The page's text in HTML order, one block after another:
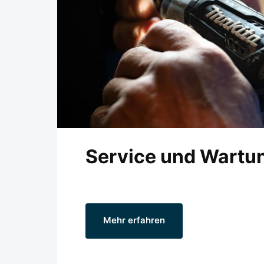
Service und
Mehr erfahren